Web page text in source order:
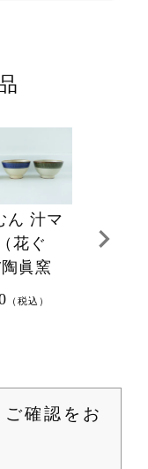
ん 汁マ
花ぐ
眞窯
（税込）
やちむ
確認をお